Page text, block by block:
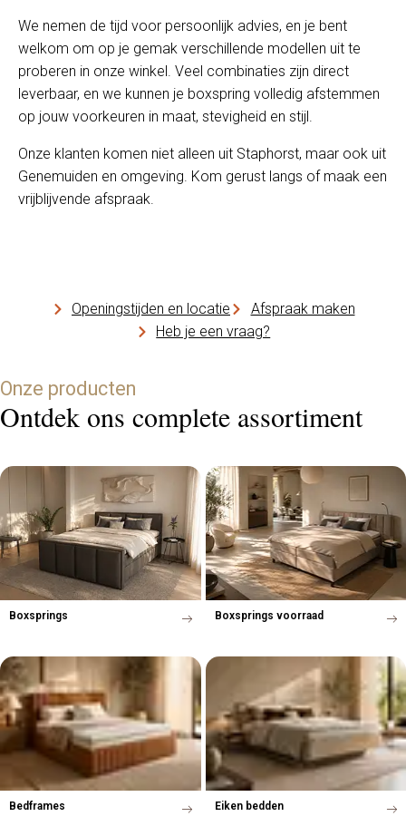
We nemen de tijd voor persoonlijk advies, en je bent
welkom om op je gemak verschillende modellen uit te
proberen in onze winkel. Veel combinaties zijn direct
leverbaar, en we kunnen je boxspring volledig afstemmen
op jouw voorkeuren in maat, stevigheid en stijl.
Onze klanten komen niet alleen uit Staphorst, maar ook uit
Genemuiden en omgeving. Kom gerust langs of maak een
vrijblijvende afspraak.
Openingstijden en locatie
Afspraak maken
Heb je een vraag?
Onze producten
Ontdek ons complete assortiment
Boxsprings Boxsprings voorraad
Bedframes Eiken bedden